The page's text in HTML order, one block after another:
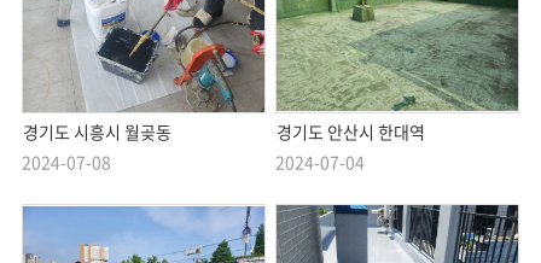
경기도 시흥시 월곶동
2024-07-08
경기도 안산시 한대역
2024-07-04